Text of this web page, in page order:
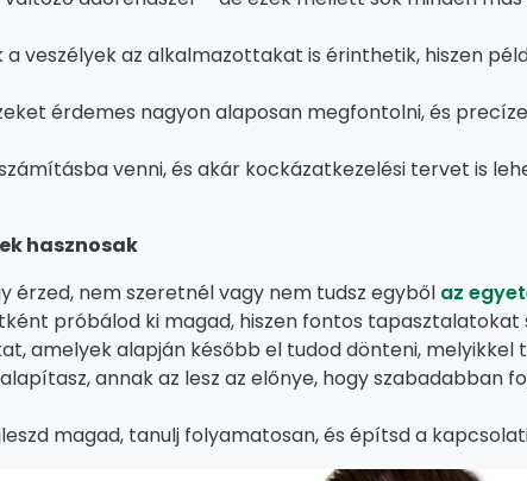
a veszélyek az alkalmazottakat is érinthetik, hiszen
érdemes nagyon alaposan megfontolni, és
venni, és akár kockázatkezelési tervet is
hasznosak
érzed, nem szeretnél vagy nem tudsz egyből az
próbálod ki magad, hiszen fontos
amelyek alapján később el tudod dönteni, melyikkel
annak az lesz az előnye, hogy szabadabban
magad, tanulj folyamatosan, és építsd a